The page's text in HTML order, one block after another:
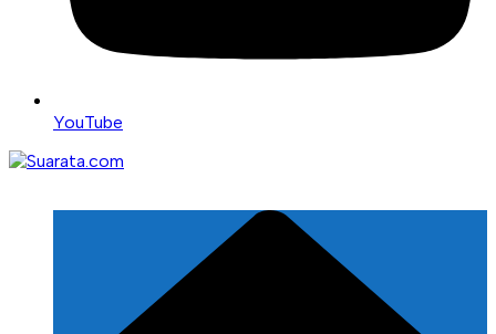
YouTube